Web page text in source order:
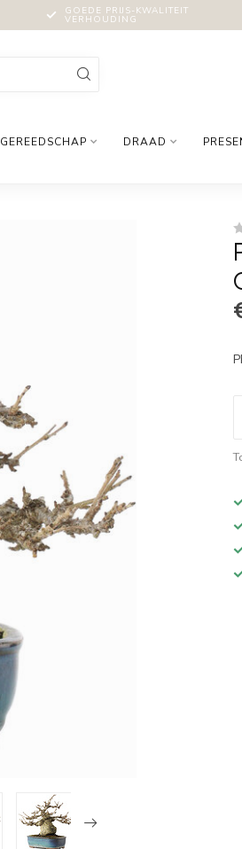
GOEDE PRIJS-KWALITEIT
VERHOUDING
GEREEDSCHAP DRAAD